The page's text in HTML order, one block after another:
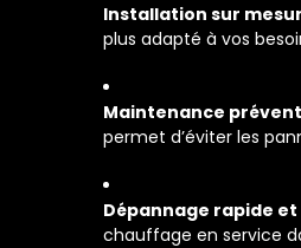
Installation sur
plus adapté à vos
Maintenance
permet d’éviter les
Dépannage rapide
chauffage en service